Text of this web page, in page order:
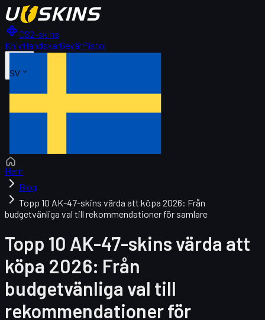
CS2-skins
KnivHandskarGevärPistol
SV
Hem
Blog
Topp 10 AK-47-skins värda att köpa 2026: Från
budgetvänliga val till rekommendationer för samlare
Topp 10 AK-47-skins värda att
köpa 2026: Från
budgetvänliga val till
rekommendationer för